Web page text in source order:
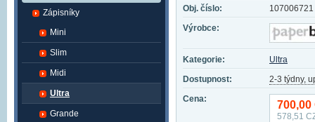
Obj. číslo:
107006721
Výrobce:
Kategorie:
Ultra
Dostupnost:
2-3 týdny,
Cena:
700,00
578,51
Zápisníky
Mini
Slim
Midi
Ultra
Grande